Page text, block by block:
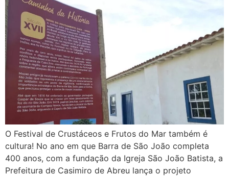
O Festival de Crustáceos e Frutos do Mar também é
cultura! No ano em que Barra de São João completa
400 anos, com a fundação da Igreja São João Batista, a
Prefeitura de Casimiro de Abreu lança o projeto